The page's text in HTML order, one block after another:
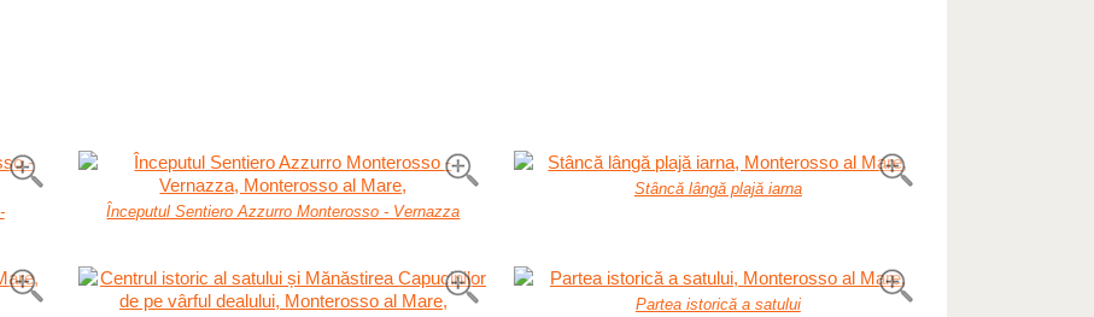
Începutul Sentiero Azzurro Monterosso - Vernazza
Stâncă lângă plajă iarna
Partea istorică a satului